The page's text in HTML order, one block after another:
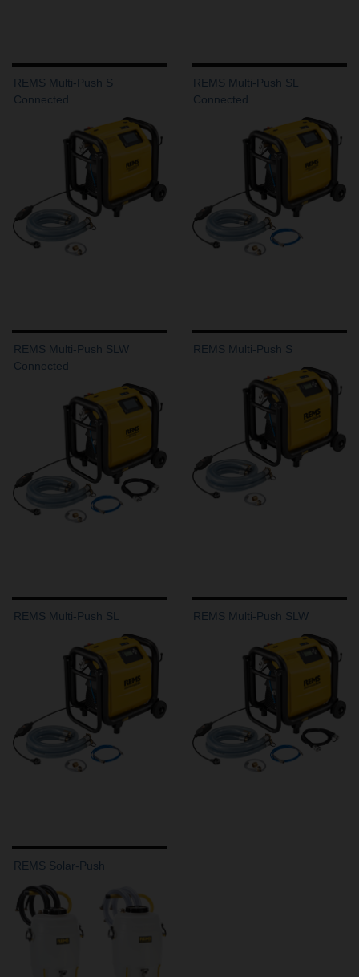
REMS Multi-Push S
Connected
REMS Multi-Push SL
Connected
REMS Multi-Push SLW
Connected
REMS Multi-Push S
REMS Multi-Push SL REMS Multi-Push SLW
REMS Solar-Push